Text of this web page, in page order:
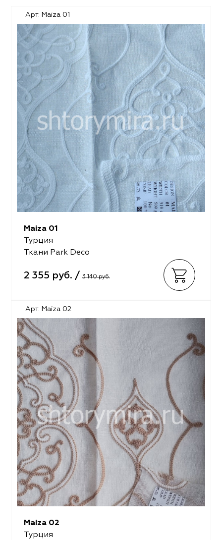
Арт. Maiza 01
Maiza 01
Турция
Ткани Park Deco
2 355 руб. / 3 140 руб.
Арт. Maiza 02
Maiza 02
Турция